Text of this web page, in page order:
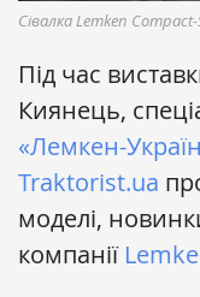
Cівалка Lemken
Під час
Киянець,
«Лемкен-
Traktorist.ua
моделі,
компанії